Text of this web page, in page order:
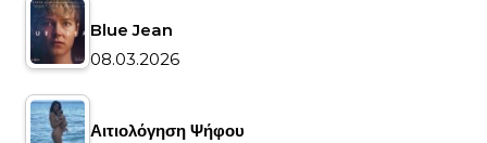
Blue Jean
08.03.2026
Αιτιολόγηση Ψήφου